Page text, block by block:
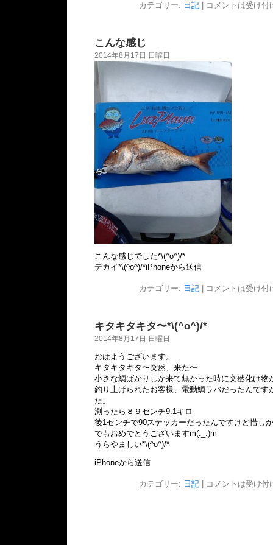
カテゴリー: 日記| コメントは受け付
こんな感じ
2014年8月17日 日曜日
こんな感じでした*\(^o^)/*
デカイ*\(^o^)/*iPhoneから送信
カテゴリー: 日記| コメントは受け付
キタキタキタ〜*\(^o^)/*
2014年8月17日 日曜日
おはようございます。
キタキタキタ〜突然、来た〜
小さな鯛ばかりしか来て無かった時に突然化け物
釣り上げられたお客様、電動鯛ラバだったんです
た。
測ったら８９センチ9.1キロ
後1センチで90ステッカーだったんですけど惜し
でもおめでとうございますm(._.)m
うらやましい*\(^o^)/*
iPhoneから送信
カテゴリー: 日記| コメントは受け付